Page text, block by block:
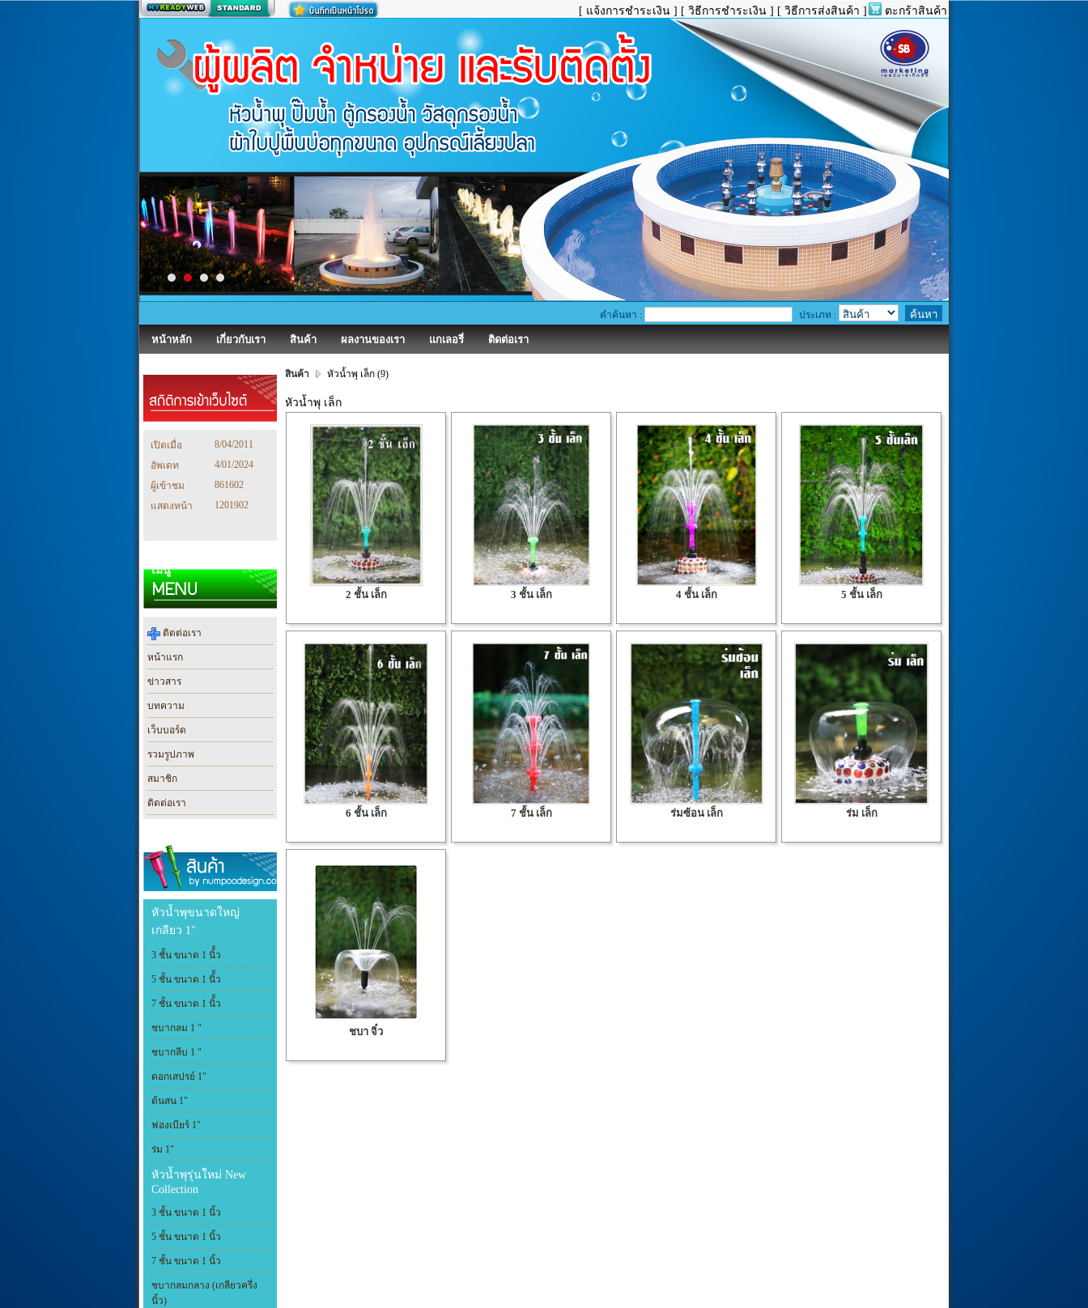
[ แจ้งการชำระเงิน ] [ วิธีการชำระเงิน ] [ วิธีการส่งสินค้า ] ตะกร้าสินค้า
คำค้นหา : ประเภท :
หน้าหลัก เกี่ยวกับเรา สินค้า ผลงานของเรา แกเลอรี่ ติดต่อเรา
เปิดเมื่อ
8/04/2011
อัพเดท
4/01/2024
ผู้เข้าชม
861602
แสดงหน้า
1201902
เมนู
ติดต่อเรา
หน้าแรก
ข่าวสาร
บทความ
เว็บบอร์ด
รวมรูปภาพ
สมาชิก
ติดต่อเรา
หัวน้ำพุขนาดใหญ่
เกลียว 1"
3 ชั้น ขนาด 1 นิ้้ว
5 ชั้น ขนาด 1 นิ้้ว
7 ชั้น ขนาด 1 นิ้้ว
ชบากลม 1 "
ชบากลีบ 1 "
ดอกเสปรย์ 1"
ต้นสน 1"
ฟองเบียร์ 1"
ร่ม 1"
หัวน้ำพุรุ่นใหม่ New
Collection
3 ชั้น ขนาด 1 นิ้ว
5 ชั้น ขนาด 1 นิ้ว
7 ชั้น ขนาด 1 นิ้ว
ชบากลมกลาง (เกลียวครึ่ง
นิ้ว)
สินค้า หัวน้ำพุ เล็ก (9)
หัวน้ำพุ เล็ก
2 ชั้น เล็ก 3 ชั้น เล็ก 4 ชั้น เล็ก 5 ชั้น เล็ก
6 ชั้น เล็ก 7 ชั้น เล็ก ร่มซ้อน เล็ก ร่ม เล็ก
ชบา จิ๋ว